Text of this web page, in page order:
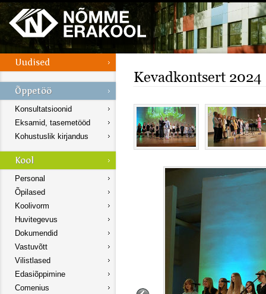
Konsultatsioonid
Eksamid, tasemetööd
Kohustuslik kirjandus
Personal
Õpilased
Koolivorm
Huvitegevus
Dokumendid
Vastuvõtt
Vilistlased
Edasiõppimine
Comenius
Kevadkontsert 2024